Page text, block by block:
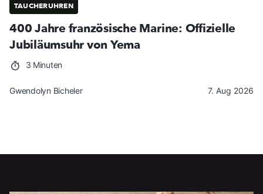
TAUCHERUHREN
400 Jahre französische Marine: Offizielle
Jubiläumsuhr von Yema
3 Minuten
Gwendolyn Bicheler 7. Aug 2026